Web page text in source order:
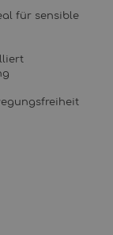
für sensible